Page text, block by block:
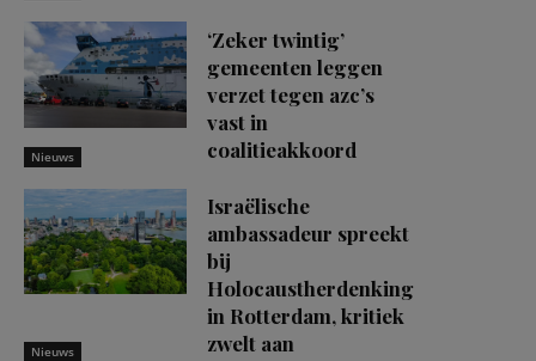
Nieuws
‘Zeker twintig’
gemeenten leggen
verzet tegen azc’s
vast in
coalitieakkoord
Nieuws
Israëlische
ambassadeur spreekt
bij
Holocaustherdenking
in Rotterdam, kritiek
zwelt aan